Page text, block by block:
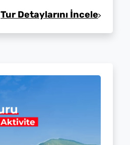
Tur Detaylarını İncele